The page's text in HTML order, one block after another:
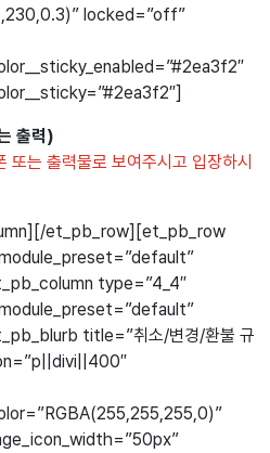
locked=”off”
출력)
는 출력물로 보여주시고 입장하시
et_pb_row][et_pb_row
type=”4_4″
title=”취소/변경/환불 규